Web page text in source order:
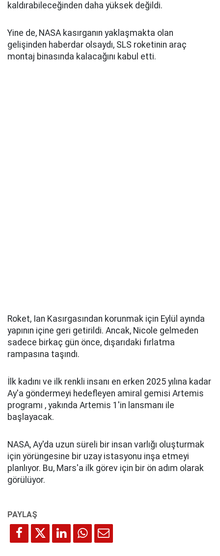
kaldırabileceğinden daha yüksek değildi.
Yine de, NASA kasırganın yaklaşmakta olan
gelişinden haberdar olsaydı, SLS roketinin araç
montaj binasında kalacağını kabul etti.
Roket, Ian Kasırgasından korunmak için Eylül ayında
yapının içine geri getirildi. Ancak, Nicole gelmeden
sadece birkaç gün önce, dışarıdaki fırlatma
rampasına taşındı.
İlk kadını ve ilk renkli insanı en erken 2025 yılına kadar
Ay'a göndermeyi hedefleyen amiral gemisi Artemis
programı , yakında Artemis 1'in lansmanı ile
başlayacak.
NASA, Ay'da uzun süreli bir insan varlığı oluşturmak
için yörüngesine bir uzay istasyonu inşa etmeyi
planlıyor. Bu, Mars'a ilk görev için bir ön adım olarak
görülüyor.